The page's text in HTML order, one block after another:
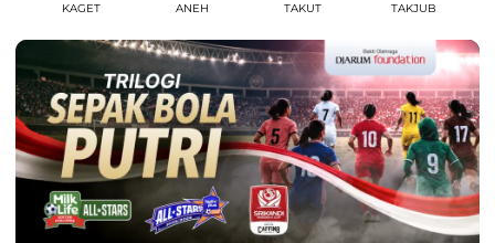
KAGET ANEH TAKUT TAKJUB